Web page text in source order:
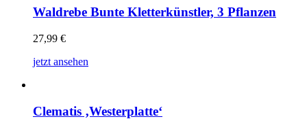
Waldrebe Bunte Kletterkünstler, 3 Pflanzen
27,99 €
jetzt ansehen
Clematis ‚Westerplatte‘